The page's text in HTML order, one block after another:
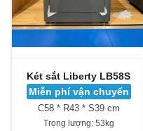
Két sắt Liberty LB58S
Miễn phí vận chuyển
C58 * R43 * S39 cm
Trọng lượng:53kg